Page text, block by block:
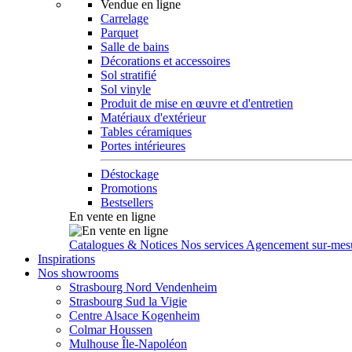
Vendue en ligne
Carrelage
Parquet
Salle de bains
Décorations et accessoires
Sol stratifié
Sol vinyle
Produit de mise en œuvre et d'entretien
Matériaux d'extérieur
Tables céramiques
Portes intérieures
Déstockage
Promotions
Bestsellers
En vente en ligne
Catalogues & Notices Nos services Agencement sur-
Inspirations
Nos showrooms
Strasbourg Nord Vendenheim
Strasbourg Sud la Vigie
Centre Alsace Kogenheim
Colmar Houssen
Mulhouse Île-Napoléon